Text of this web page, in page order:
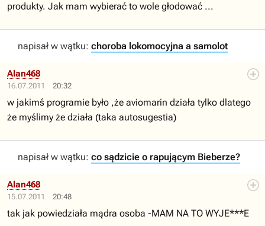
produkty. Jak mam wybierać to wole głodować ...
napisał w wątku: choroba lokomocyjna a samolot
16.07.2011 20:32
Alan468
w jakimś programie było ,że aviomarin działa tylko dlatego
że myślimy że działa (taka autosugestia)
napisał w wątku: co sądzicie o rapującym Bieberze?
15.07.2011 20:48
Alan468
tak jak powiedziała mądra osoba -MAM NA TO WYJE***E